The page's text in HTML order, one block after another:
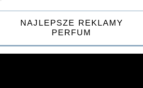
NAJLEPSZE REKLAMY
PERFUM